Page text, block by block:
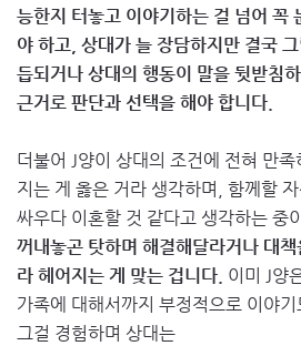
능한지 터놓고 이야기하는 걸 넘어 꼭
야 하고, 상대가 늘 장담하지만 결국
듭되거나 상대의 행동이 말을 뒷받침
근거로 판단과 선택을 해야 합니다.
더불어 J양이 상대의 조건에 전혀 만
지는 게 옳은 거라 생각하며, 함께할
싸우다 이혼할 것 같다고 생각하는 중
꺼내놓곤 탓하며 해결해달라거나 대
라 헤어지는 게 맞는 겁니다. 이미 J양
가족에 대해서까지 부정적으로 이야기
그걸 경험하며 상대는